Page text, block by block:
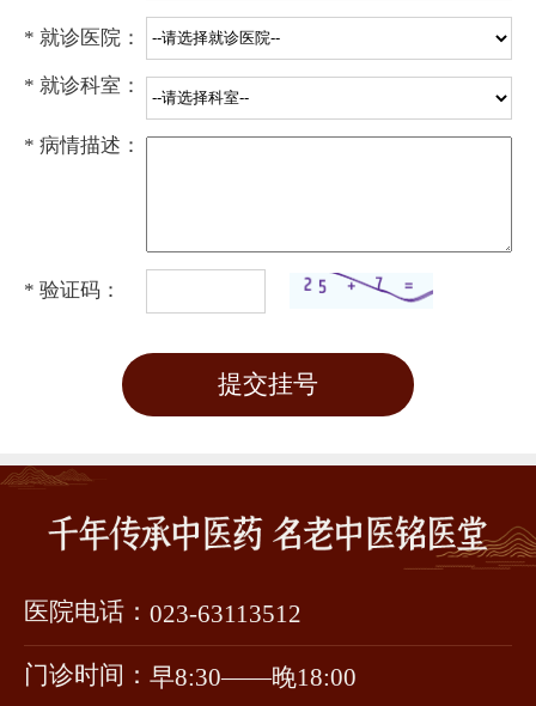
* 就诊医院：
* 就诊科室：
* 病情描述：
* 验证码：
提交挂号
医院电话： 023-63113512
门诊时间： 早8:30——晚18:00